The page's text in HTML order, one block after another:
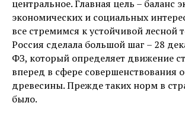
центральное. Главная цель – баланс
экономических и социальных
все стремимся к устойчивой лесной
Россия сделала большой шаг – 28
ФЗ, который определяет движение
вперед в сфере совершенствования
древесины. Прежде таких норм в
было.